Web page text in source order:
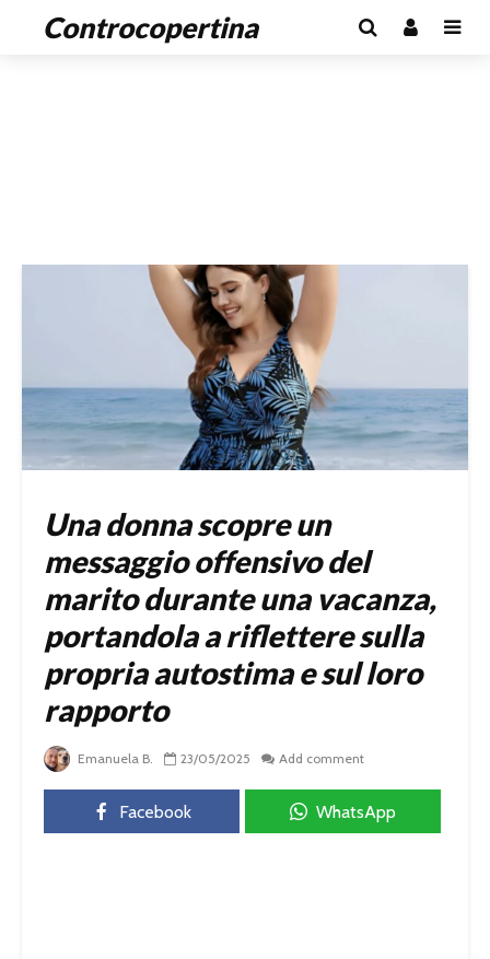
Controcopertina
Una donna scopre un
messaggio offensivo del
marito durante una vacanza,
portandola a riflettere sulla
propria autostima e sul loro
rapporto
Emanuela B. 23/05/2025 Add comment
Facebook WhatsApp